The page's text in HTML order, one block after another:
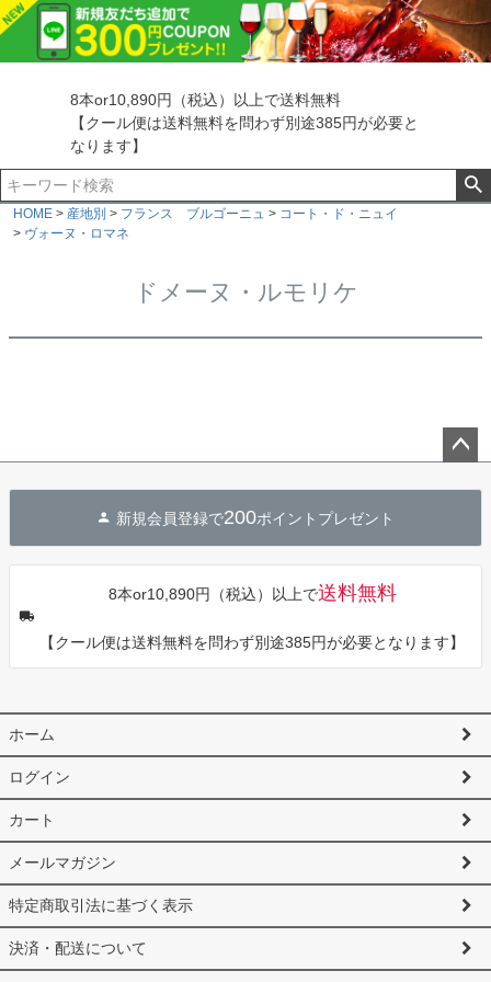
8本or10,890円（税込）以上で送料無料
【クール便は送料無料を問わず別途385円が必要と
なります】
HOME 産地別 フランス ブルゴーニュ
コート・ド・ニュイ
ヴォーヌ・ロマネ
ドメーヌ・ルモリケ
へ
新規会員登録で200ポイントプレゼント
8本or10,890円（税込）以上で送料無料
【クール便は送料無料を問わず別途385円が必要となります】
ホーム
ログイン
カート
メールマガジン
特定商取引法に基づく表示
決済・配送について